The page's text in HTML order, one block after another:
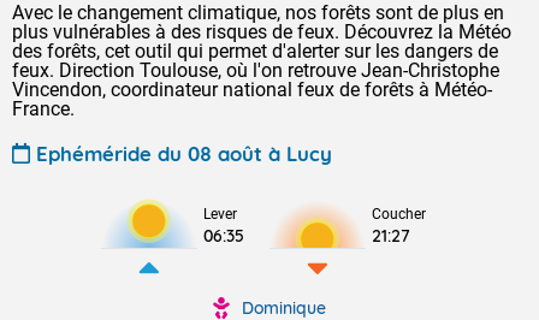
Avec le changement climatique, nos forêts sont de plus en
plus vulnérables à des risques de feux. Découvrez la Météo
des forêts, cet outil qui permet d'alerter sur les dangers de
feux. Direction Toulouse, où l'on retrouve Jean-Christophe
Vincendon, coordinateur national feux de forêts à Météo-
France.
Ephéméride du 08 août à Lucy
Lever
06:35
Coucher
21:27
Dominique